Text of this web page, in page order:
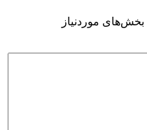
بخش‌های موردنیاز